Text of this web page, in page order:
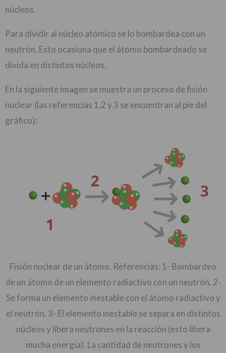
núcleos.
Para dividir al núcleo atómico se lo bombardea con un
neutrón. Esto ocasiona que el átomo bombardeado se
divida en distintos núcleos.
En la siguiente imagen se muestra un proceso de fisión
nuclear (las referencias 1,2 y 3 se encuentran al pie del
gráfico):
Fisión nuclear de un átomo. Referencias: 1- Bombardeo
de un átomo de un elemento radiactivo con un neutrón. 2-
Se forma un elemento inestable con el átomo radiactivo y
el neutrón. 3- El elemento inestable se separa en distintos
núcleos y libera neutrones en la reacción (esto libera
mucha energía). La cantidad de neutrones y los